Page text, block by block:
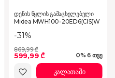
დენის წყლის გამაცხელებელი
Midea MWH100-20ED6(CIS)W
-31%
869,99 ₾
599,99 ₾ 0% 6 თვე
კალათაში